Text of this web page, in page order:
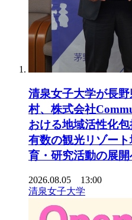
清泉女子大学が長
村、株式会社
おける地域活性化
有数の観光リゾー
育・研究活動の展開
2026.08.05 13:00
清泉女子大学